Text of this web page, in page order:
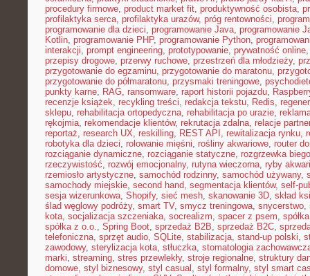
procedury firmowe, product market fit, produktywność osobista,
profilaktyka serca, profilaktyka urazów, próg rentowności,
programowanie dla dzieci, programowanie Java, programowanie
Kotlin, programowanie PHP, programowanie Python,
interakcji, prompt engineering, prototypowanie, prywatność online
przepisy drogowe, przerwy ruchowe, przestrzeń dla młodzieży,
przygotowanie do egzaminu, przygotowanie do maratonu,
przygotowanie do półmaratonu, przysmaki treningowe,
punkty karne, RAG, ransomware, raport historii pojazdu,
recenzje książek, recykling treści, redakcja tekstu, Redis,
sklepu, rehabilitacja ortopedyczna, rehabilitacja po urazie,
rękojmia, rekomendacje klientów, rekrutacja zdalna, relacje
reportaż, research UX, reskilling, REST API , rewitalizacja rynku,
robotyka dla dzieci, rolowanie mięśni, rośliny akwariowe, router
rozciąganie dynamiczne, rozciąganie statyczne, rozgrzewka
rzeczywistość, rozwój emocjonalny, rutyna wieczorna, ryby
rzemiosło artystyczne, samochód rodzinny, samochód używany,
samochody miejskie, second hand, segmentacja klientów, self-
sesja wizerunkowa, Shopify, sieć mesh, skanowanie 3D, skład
ślad węglowy podróży, smart TV, smycz treningowa, snycerstwo,
kota, socjalizacja szczeniaka, socrealizm, spacer z psem,
spółka z o.o., Spring Boot, sprzedaż B2B, sprzedaż B2C,
telefoniczna, sprzęt audio, SQLite, stabilizacja, stand-up polski,
zawodowy, sterylizacja kota, stłuczka, stomatologia
marki, streaming, stres przewlekły, stroje regionalne, struktury
domowe, styl biznesowy, styl casual , styl formalny, styl smart